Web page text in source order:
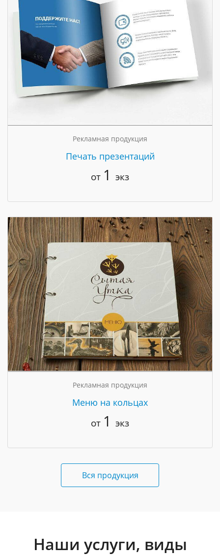
Рекламная продукция
Печать презентаций
от 1 экз
Рекламная продукция
Меню на кольцах
от 1 экз
Вся продукция
Наши услуги, виды